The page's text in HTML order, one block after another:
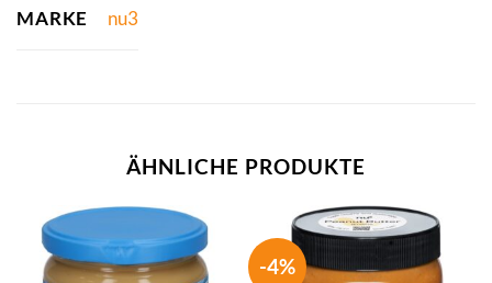
MARKE nu3
ÄHNLICHE PRODUKTE
-4%